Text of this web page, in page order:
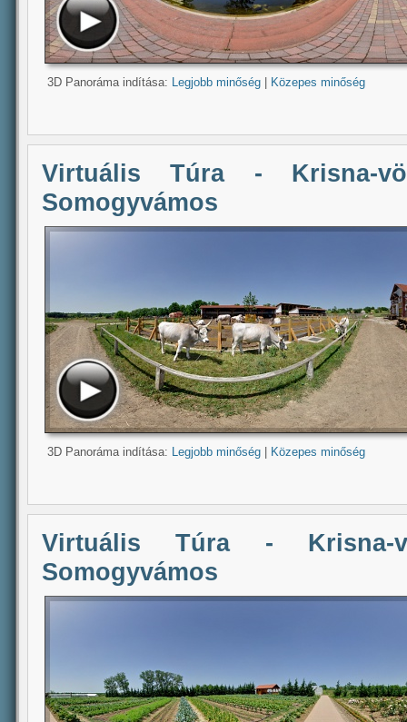
3D Panoráma indítása: Legjobb minőség Közepes minőség
Virtuális Túra - Krisna-
Somogyvámos
3D Panoráma indítása: Legjobb minőség Közepes minőség
Virtuális Túra - Krisna-
Somogyvámos